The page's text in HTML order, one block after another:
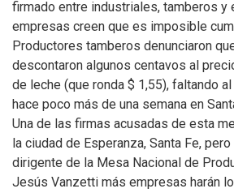
firmado entre industriales, tamberos y
empresas creen que es imposible
Productores tamberos denunciaron
descontaron algunos centavos al
de leche (que ronda $ 1,55), faltando
hace poco más de una semana en
Una de las firmas acusadas de esta
la ciudad de Esperanza, Santa Fe,
dirigente de la Mesa Nacional de
Jesús Vanzetti más empresas harán